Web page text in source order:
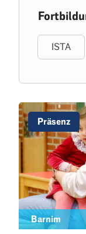
Präsenz
Barnim
ISTA